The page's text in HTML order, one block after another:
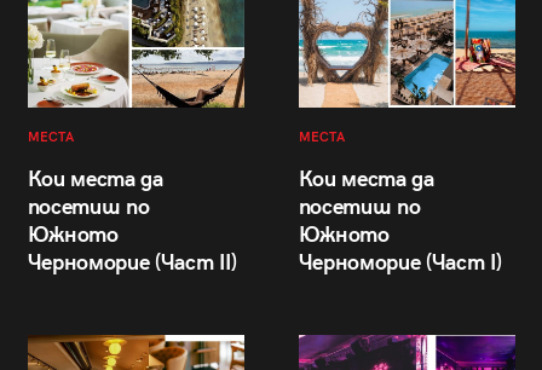
МЕСТА
Кои места да
посетиш по
Южното
Черноморие (Част II)
МЕСТА
Кои места да
посетиш по
Южното
Черноморие (Част I)